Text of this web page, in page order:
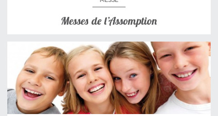
Messes de l’Assomption